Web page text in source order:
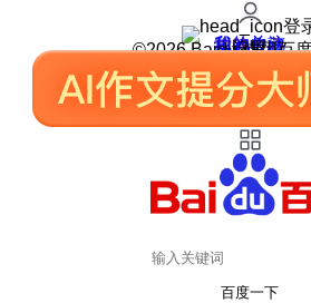
登
我的关注
我的收藏
皮肤中心
用户反馈
设置
©2026 Baidu 使用百
百度一下